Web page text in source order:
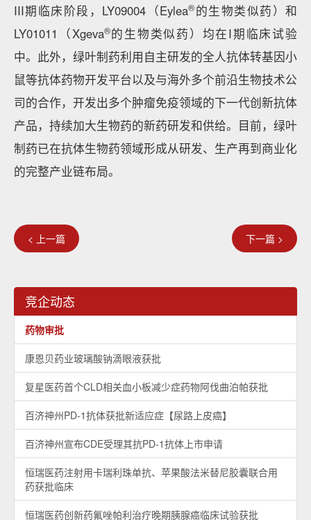
III期临床阶段，LY09004（Eylea®​的生物类似药）和
LY01011（Xgeva®的生物类似药）均在I期临床试验
中。此外，绿叶制药利用自主研发的全人抗体转基因小
鼠等抗体药物开发平台以及与海外多个前沿生物技术公
司的合作，开发出多个肿瘤免疫领域的下一代创新抗体
产品，持续加大生物药的新药研发和供给。目前，绿叶
制药已在抗体生物药领域形成从研发、生产再到商业化
的完整产业链布局。
< 上一篇 下一篇 >
竞企动态
药物审批
康恩贝药业玻璃酸钠滴眼液获批
复星医药首个CLD相关血小板减少症药物阿伐曲泊帕获批
百济神州PD-1抗体获批新适应症【尿路上皮癌】
百济神州宣布CDE受理其抗PD-1抗体上市申请
恒瑞医药注射用卡瑞利珠单抗、苹果酸法米替尼胶囊联合用
药获批临床
恒瑞医药创新药氟唑帕利治疗晚期胰腺癌临床试验获批